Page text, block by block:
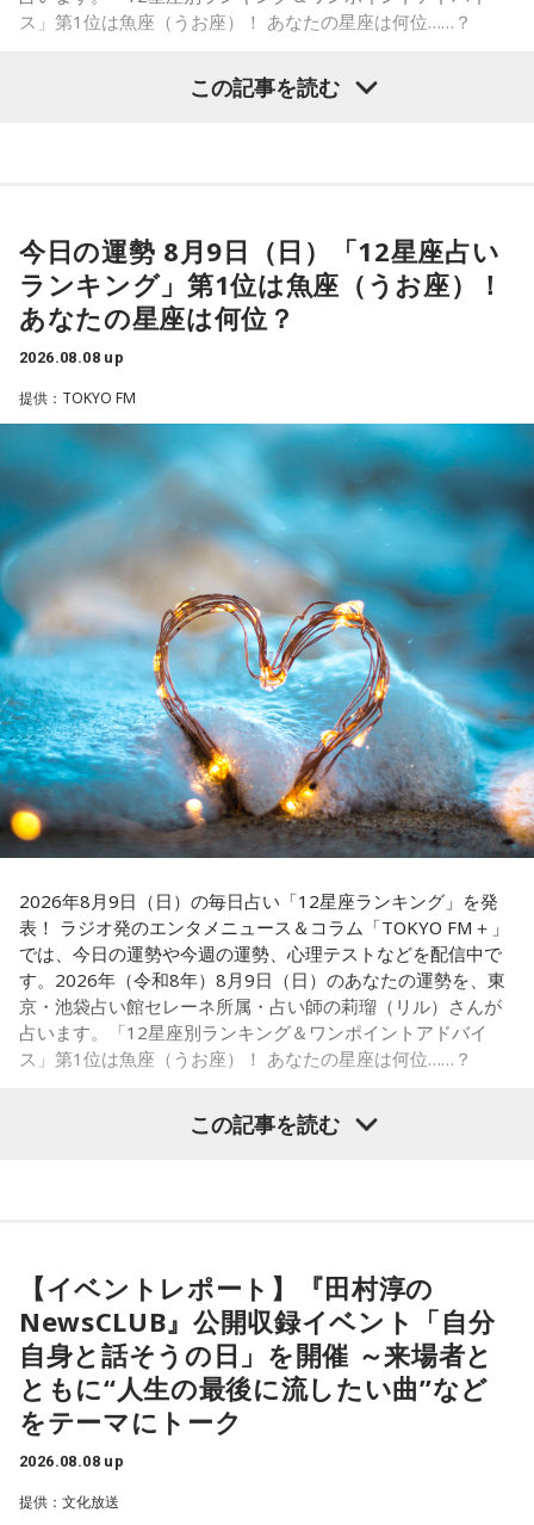
「ショウアップナイター」をお聴きの皆さま、ご無沙汰して
ペナントレース終盤の神宮球場、一つ一つのプレーの重みが
「ニッポン放送ショウアップナイター ヤクルト×DeNA」
■放送日時：8月15日（土） 17時50分～試合終了 （延長対
応あり）
■スペシャルゲスト解説：髙津臣吾
■実況：師岡正雄アナウンサー
■番組X：@showup1242
■ハッシュタグ：#ショウアップナイター #60n
■メールアドレス：89@1242.com
■番組ホームページ： https://www.1242.com/showup
ス」第1位は魚座（うお座）！ あなたの星座は何位……？
【2位】蟹座（かに座）
好調な運気で心地よく過ごせる1日となりそうです。直感が冴
えやすい運気なので、選択に迷った際は自分の直感を参考に
してみてください。
学びや成長ができそうな1日です。今日は視野が広がりやすく
学びが深まりそうです。海外のことに目を向けたり、探究心
を大切に過ごしてみましょう。
【4位】山羊座（やぎ座）
対人運が好調です。今日は1対1のコミュニケーションが大切
な日。パートナーや大切な友人と深い話をしたり、普段は話
しづらい話題を取り上げてみたりするには良いタイミングで
す。
【5位】牡牛座（おうし座）
趣味や友達付き合いが活発な運気です。今日は心の充実感を
感じやすい日なので、好きなことをとことん楽しみましょ
う。ラッキーアイテムは、炭酸水。
【6位】乙女座（おとめ座）
人付き合いが好調で、楽しいことが広がっていくような運気
です。今日は色々な人と積極的にコミュニケーションをとっ
ていきましょう。
【7位】牡羊座（おひつじ座）
マイペースに過ごせると良い日です。今日は部屋の片付けを
したり、書類の整理をしたり、身の回りの整理を心掛けて過
ごしてみましょう。
仕事運が好調な日。今日がお休みの人も忙しさが目立ちそう
に必要なことについて考えてみましょう。ラッキーアイテム
はコーヒー。
【10位】獅子座（しし座）
内省がテーマの日です。今日はこれまでを振り返って色々な
ことを見直してみましょう。スマホのデータの整理をした
り、不要に感じるものは手放してみるのもおすすめです。
【11位】水瓶座（みずがめ座）
日頃の疲れを癒しましょう。今日はマッサージを受けたり、
この記事を読む
今日の運勢 8月9日（日）「12星座占い
ランキング」第1位は魚座（うお座）！
あなたの星座は何位？
2026.08.08 up
提供：TOKYO FM
2026年8月9日（日）の毎日占い「12星座ランキング」を発
表！ ラジオ発のエンタメニュース＆コラム「TOKYO FM＋」
では、今日の運勢や今週の運勢、心理テストなどを配信中で
す。2026年（令和8年）8月9日（日）のあなたの運勢を、東
京・池袋占い館セレーネ所属・占い師の莉瑠（リル）さんが
占います。「12星座別ランキング＆ワンポイントアドバイ
ス」第1位は魚座（うお座）！ あなたの星座は何位……？
【2位】蟹座（かに座）
好調な運気で心地よく過ごせる1日となりそうです。直感が冴
えやすい運気なので、選択に迷った際は自分の直感を参考に
してみてください。
【3位】蠍座（さそり座）
学びや成長ができそうな1日です。今日は視野が広がりやすく
学びが深まりそうです。海外のことに目を向けたり、探究心
この記事を読む
【イベントレポート】『田村淳の
NewsCLUB』公開収録イベント「自分
自身と話そうの日」を開催 ～来場者と
ともに“人生の最後に流したい曲”など
をテーマにトーク
2026.08.08 up
提供：文化放送